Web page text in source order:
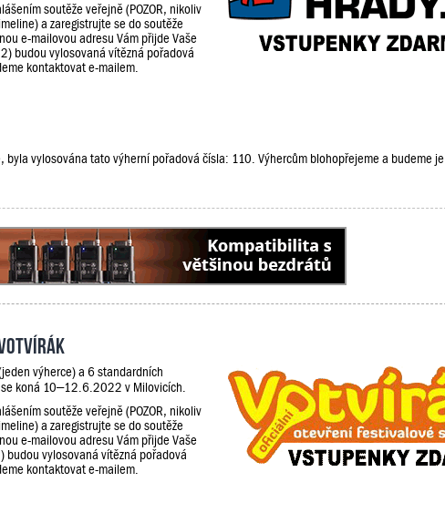
soutěže veřejně (POZOR, nikoliv
a zaregistrujte se do soutěže
e-mailovou adresu Vám přijde Vaše
budou vylosovaná vítězná pořadová
kontaktovat e-mailem.
vylosována tato výherní pořadová čísla: 110. Výhercům blohopřejeme a budeme je
výherce) a 6 standardních
koná 10–12.6.2022 v Milovicích.
soutěže veřejně (POZOR, nikoliv
a zaregistrujte se do soutěže
e-mailovou adresu Vám přijde Vaše
vylosovaná vítězná pořadová
kontaktovat e-mailem.